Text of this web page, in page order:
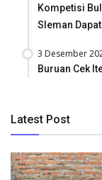
Kompetisi
Sleman
3 Desember
Buruan Cek
Latest Post